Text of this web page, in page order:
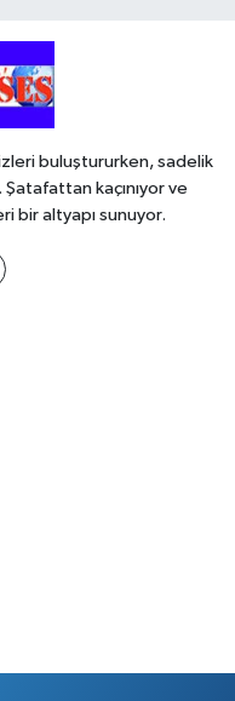
buluştururken, sadelik
kaçınıyor ve
bir altyapı sunuyor.